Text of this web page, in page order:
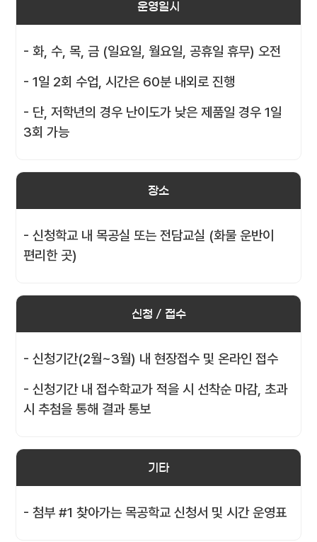
운영일시
- 화, 수, 목, 금 (일요일, 월요일, 공휴일 휴무) 오전
- 1일 2회 수업, 시간은 60분 내외로 진행
- 단, 저학년의 경우 난이도가 낮은 제품일 경우 1일
3회 가능
장소
- 신청학교 내 목공실 또는 전담교실 (화물 운반이
편리한 곳)
신청 / 접수
- 신청기간(2월~3월) 내 현장접수 및 온라인 접수
- 신청기간 내 접수학교가 적을 시 선착순 마감, 초과
시 추첨을 통해 결과 통보
기타
- 첨부 #1 찾아가는 목공학교 신청서 및 시간 운영표